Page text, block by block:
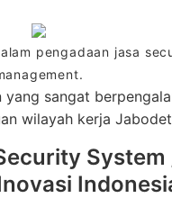
pengadaan jasa
sangat
wilayah kerja